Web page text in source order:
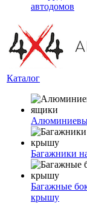
автодомов
Каталог
Багажники
Багажные
крышу